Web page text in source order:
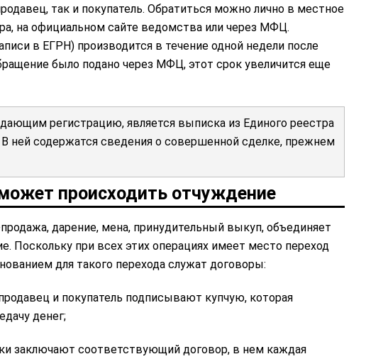
так и покупатель. Обратиться можно лично в местное
на официальном сайте ведомства или через МФЦ.
в ЕГРН) производится в течение одной недели после
было подано через МФЦ, этот срок увеличится еще
регистрацию, является выписка из Единого реестра
ней содержатся сведения о совершенной сделке, прежнем
происходить отчуждение
продажа, дарение, мена, принудительный выкуп, объединяет
Поскольку при всех этих операциях имеет место переход
для такого перехода служат договоры:
и покупатель подписывают купчую, которая
денег;
заключают соответствующий договор, в нем каждая